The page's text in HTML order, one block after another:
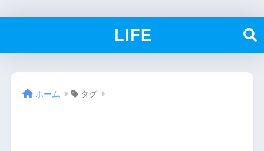
LIFE
ホーム タグ